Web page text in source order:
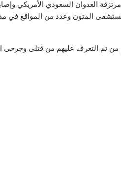
مصرع أكثر من 20 عنصراُ من مرتزقة العدوان السعودي
مستشفى المتون وعدد من المواقع في
من تم التعرف عليهم من قتلى وجرحى